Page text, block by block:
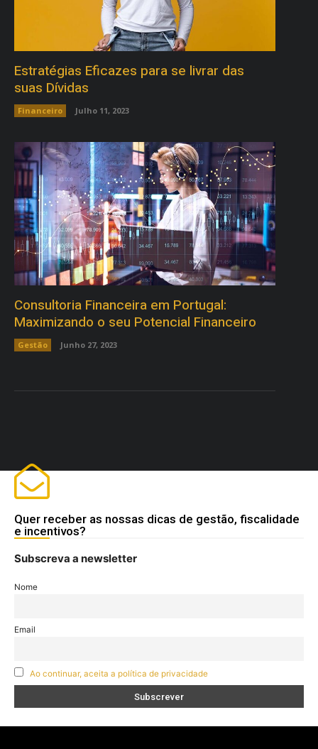
Estratégias Eficazes para se livrar das
suas Dívidas
Financeiro Julho 11, 2023
Consultoria Financeira em Portugal:
Maximizando o seu Potencial Financeiro
Gestão Junho 27, 2023
Quer receber as nossas dicas de gestão, fiscalidade
e incentivos?
Subscreva a newsletter
Nome
Email
Ao continuar, aceita a política de privacidade